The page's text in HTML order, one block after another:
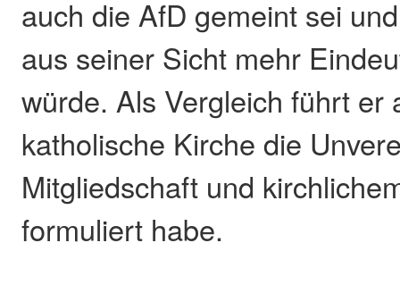
auch die AfD gemeint sei
aus seiner Sicht mehr
würde. Als Vergleich führt er
katholische Kirche die
Mitgliedschaft und
formuliert habe.